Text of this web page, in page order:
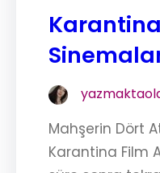
Mahşerin Dört
Karantina Film